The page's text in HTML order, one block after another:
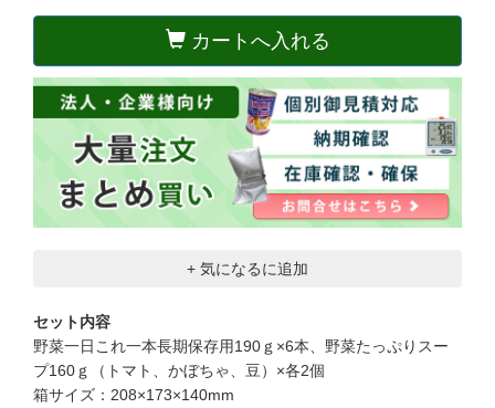
カートへ入れる
+ 気になるに追加
セット内容
野菜一日これ一本長期保存用190ｇ×6本、野菜たっぷりスー
プ160ｇ（トマト、かぼちゃ、豆）×各2個
箱サイズ：208×173×140mm